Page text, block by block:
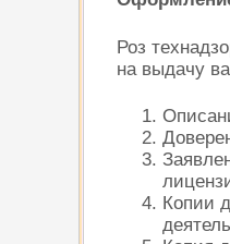
Роз
на выдачу
Копии